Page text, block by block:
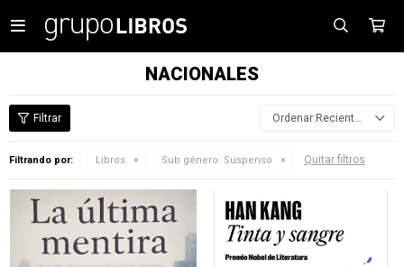

NACIONALES
Recientes
Filtrando por: Libros Sub género: Suspenso Quitar filtros